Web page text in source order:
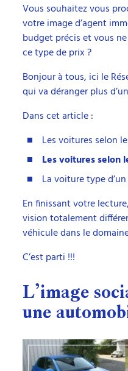
Vous souhaitez vous
votre image d’agent
budget précis et vous
ce type de prix ?
Bonjour à tous, ici le
qui va déranger plus
Dans cet article :
Les voitures selon
Les voitures selon
La voiture type
En finissant votre
vision totalement
véhicule dans le
C’est parti !!!
L’image
une